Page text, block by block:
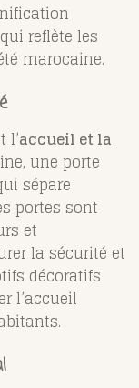
reflète les
marocaine.
l’accueil et la
une porte
sépare
portes sont
et
la sécurité et
décoratifs
l’accueil